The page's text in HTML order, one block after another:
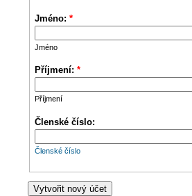
Jméno: *
Jméno
Příjmení: *
Příjmení
Členské číslo:
Členské číslo